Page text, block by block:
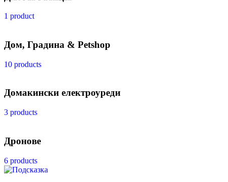
1 product
Дом, Градина & Petshop
10 products
Домакински електроуреди
3 products
Дронове
6 products